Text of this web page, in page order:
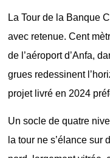
La Tour de la Banque
avec retenue. Cent
de l’aéroport d’Anfa,
grues redessinent
projet livré en 2024
Un socle de quatre
la tour ne s’élance sur